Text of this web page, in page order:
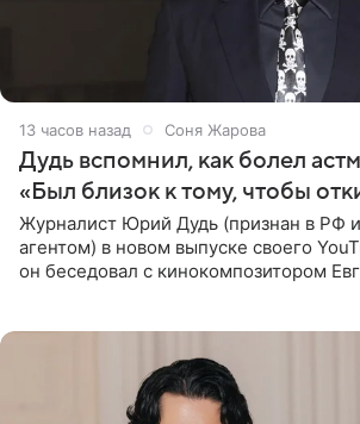
13 часов назад Соня Жарова
Дудь вспомнил, как болел
«Был близок к тому, чтобы
Журналист Юрий Дудь (признан в РФ
агентом) в новом выпуске своего
он беседовал с кинокомпозитором